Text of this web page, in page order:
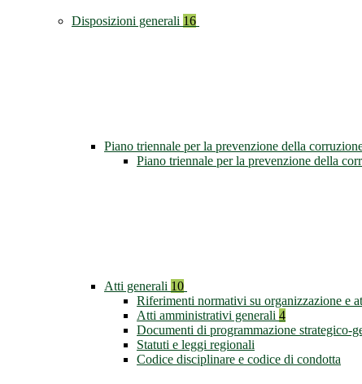
Disposizioni generali 16
Piano triennale per la prevenzione della
Piano triennale per la prevenzione della
Atti generali 10
Riferimenti normativi su organizzazione e
Atti amministrativi generali 4
Documenti di programmazione strategico-
Statuti e leggi regionali
Codice disciplinare e codice di condotta